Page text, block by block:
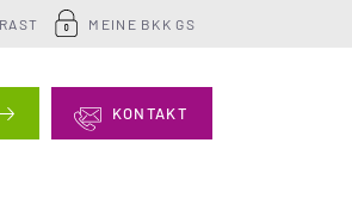
MEINE BKK GS
KONTAKT